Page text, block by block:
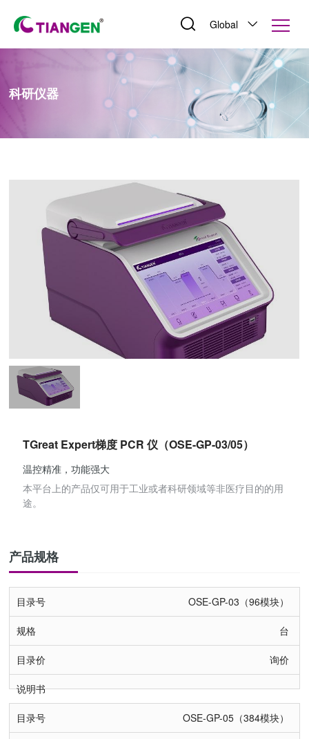
Global
科研仪器
TGreat Expert梯度 PCR 仪（OSE-GP-03/05）
温控精准，功能强大
本平台上的产品仅可用于工业或者科研领域等非医疗目的的用
途。
产品规格
OSE-GP-03（96模块）
台
询价
OSE-GP-05（384模块）